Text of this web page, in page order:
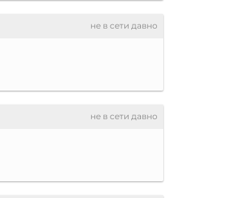
не в сети давно
не в сети давно